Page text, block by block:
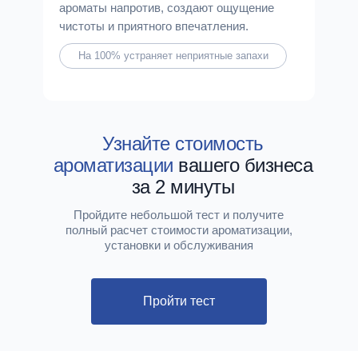
Пройти тест
Узнайте стоимость
ароматизации вашего бизнеса
за 2 минуты
Пройдите небольшой тест и получите
полный расчет стоимости ароматизации,
установки и обслуживания
ароматы напротив, создают ощущение
чистоты и приятного впечатления.
На 100% устраняет неприятные запахи